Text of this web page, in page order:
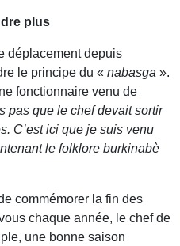
plus
déplacement depuis
le principe du « nabasga ».
fonctionnaire venu de
pas que le chef devait sortir
C’est ici que je suis venu
le folklore burkinabè
commémorer la fin des
chaque année, le chef de
une bonne saison